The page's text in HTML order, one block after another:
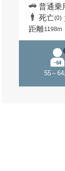
普通乗
死亡(0)
距離1198m
55～